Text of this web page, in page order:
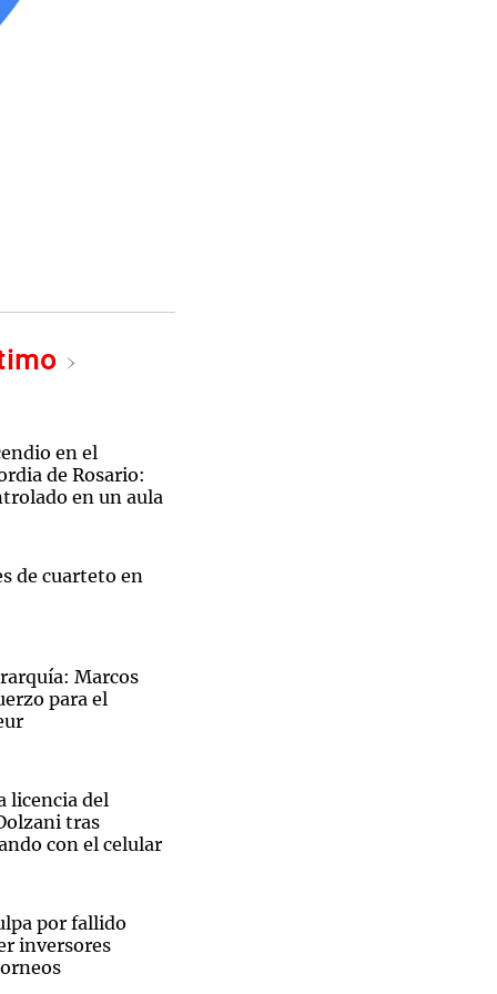
en el
de Rosario:
en un aula
de cuarteto en
Marcos
para el
licencia del
tras
con el celular
por fallido
inversores